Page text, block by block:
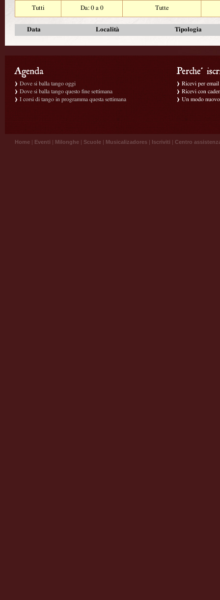
Tutti
Da: 0 a 0 Tutte
Data Località Tipologia
Dove si balla tango oggi
Dove si balla tango questo fine settimana
I corsi di tango in programma questa settimana
Ricevi per
Ricevi con
Un modo
Home | Eventi | Milonghe | Scuole | Musicalizadores | Iscriviti | Centro